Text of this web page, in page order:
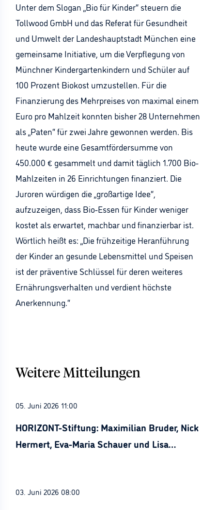
Unter dem Slogan „Bio für Kinder“ steuern die
Tollwood GmbH und das Referat für Gesundheit
und Umwelt der Landeshauptstadt München eine
gemeinsame Initiative, um die Verpflegung von
Münchner Kindergartenkindern und Schüler auf
100 Prozent Biokost umzustellen. Für die
Finanzierung des Mehrpreises von maximal einem
Euro pro Mahlzeit konnten bisher 28 Unternehmen
als „Paten“ für zwei Jahre gewonnen werden. Bis
heute wurde eine Gesamtfördersumme von
450.000 € gesammelt und damit täglich 1.700 Bio-
Mahlzeiten in 26 Einrichtungen finanziert. Die
Juroren würdigen die „großartige Idee“,
aufzuzeigen, dass Bio-Essen für Kinder weniger
kostet als erwartet, machbar und finanzierbar ist.
Wörtlich heißt es: „Die frühzeitige Heranführung
der Kinder an gesunde Lebensmittel und Speisen
ist der präventive Schlüssel für deren weiteres
Ernährungsverhalten und verdient höchste
Anerkennung.“
Weitere Mitteilungen
05. Juni 2026 11:00
HORIZONT-Stiftung: Maximilian Bruder, Nick
Hermert, Eva-Maria Schauer und Lisa
03. Juni 2026 08:00